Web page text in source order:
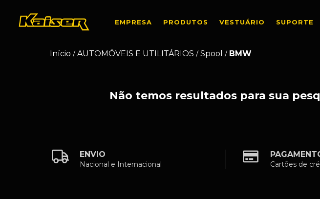
EMPRESA PRODUTOS VESTUÁRIO SUPORTE
Início / AUTOMÓVEIS E UTILITÁRIOS / Spool / BMW
Não temos resultados para sua
ENVIO
Nacional e Internacional Cartões de